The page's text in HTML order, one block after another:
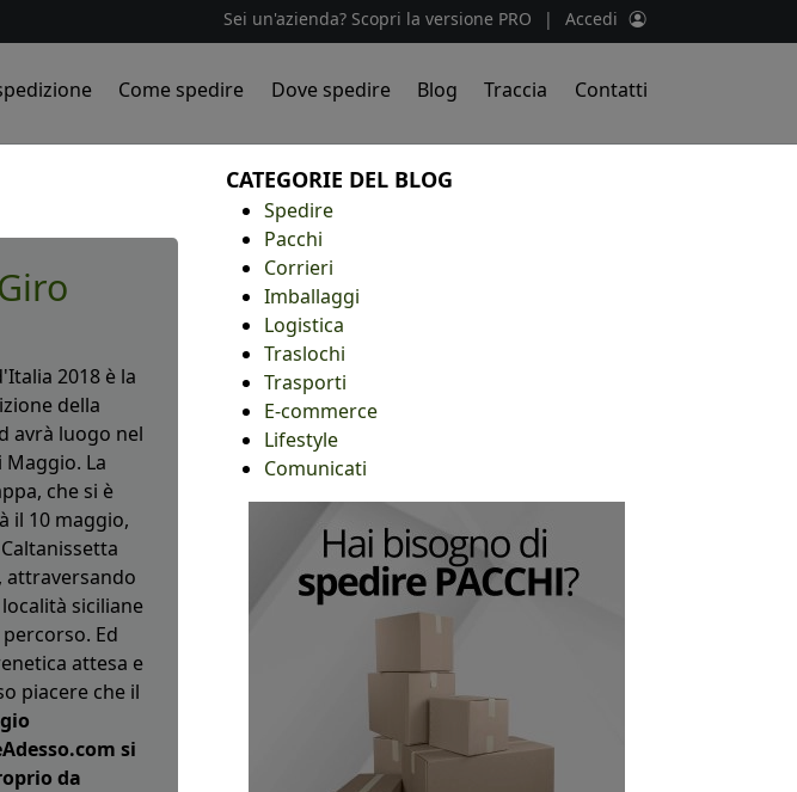
Sei un'azienda? Scopri la versione PRO | Accedi
Come spedire Dove spedire Blog Traccia Contatti
2018 è la
della
avrà luogo nel
Maggio. La
che si è
il 10 maggio,
attraversando
siciliane
Ed
attesa e
piacere che il
si
da
CATEGORIE DEL BLOG
Spedire
Pacchi
Corrieri
Imballaggi
Logistica
Traslochi
Trasporti
E-commerce
Lifestyle
Comunicati